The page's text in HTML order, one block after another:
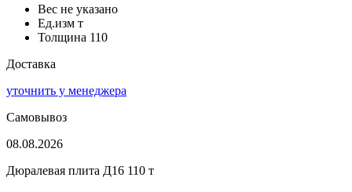
Вес не указано
Ед.изм т
Толщина 110
Доставка
уточнить у менеджера
Самовывоз
08.08.2026
Дюралевая плита Д16 110 т